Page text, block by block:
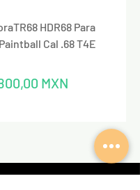
HDR68 Para
Cal .68 T4E
MXN